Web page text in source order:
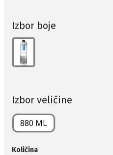
Izbor boje
Izbor veličine
880 ML
Količina